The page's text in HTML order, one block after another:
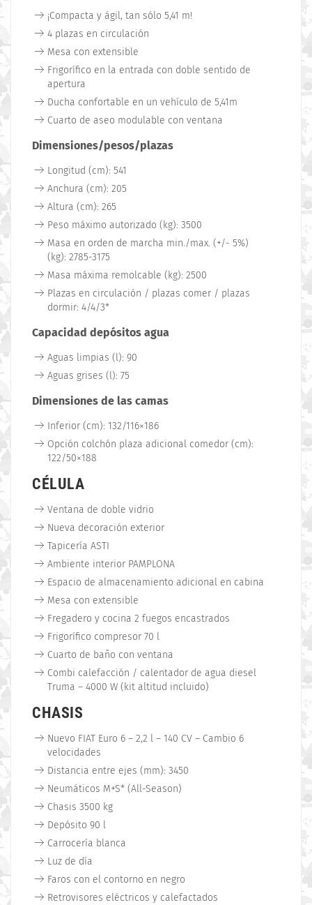
¡Compacta y ágil, tan sólo 5,41 m!
4 plazas en circulación
Mesa con extensible
Frigorífico en la entrada con doble sentido de
apertura
Ducha confortable en un vehículo de 5,41m
Cuarto de aseo modulable con ventana
Dimensiones/pesos/plazas
Longitud (cm): 541
Anchura (cm): 205
Altura (cm): 265
Peso máximo autorizado (kg): 3500
Masa en orden de marcha min./max. (+/- 5%)
(kg): 2785-3175
Masa máxima remolcable (kg): 2500
Plazas en circulación / plazas comer / plazas
dormir: 4/4/3*
Capacidad depósitos agua
Aguas limpias (l): 90
Aguas grises (l): 75
Dimensiones de las camas
Inferior (cm): 132/116×186
Opción colchón plaza adicional comedor (cm):
122/50×188
CÉLULA
Ventana de doble vidrio
Nueva decoración exterior
Tapicería ASTI
Ambiente interior PAMPLONA
Espacio de almacenamiento adicional en cabina
Mesa con extensible
Fregadero y cocina 2 fuegos encastrados
Frigorífico compresor 70 l
Cuarto de baño con ventana
Combi calefacción / calentador de agua diesel
Truma – 4000 W (kit altitud incluido)
CHASIS
Nuevo FIAT Euro 6 – 2,2 l – 140 CV – Cambio 6
velocidades
Distancia entre ejes (mm): 3450
Neumáticos M+S* (All-Season)
Chasis 3500 kg
Depósito 90 l
Carrocería blanca
Luz de día
Faros con el contorno en negro
Retrovisores eléctricos y calefactados